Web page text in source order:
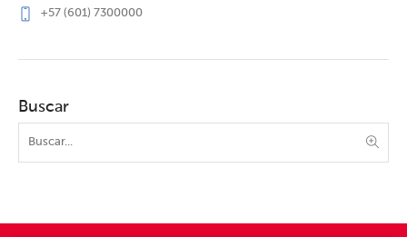
+57 (601) 7300000
Buscar